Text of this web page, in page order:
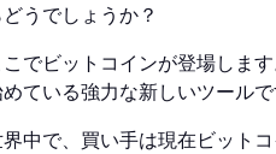
どうでしょうか？
こでビットコインが登場しま
ている強力な新しいツールで
中で、買い手は現在ビット